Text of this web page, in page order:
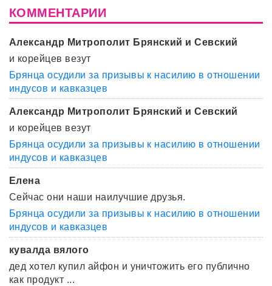
КОММЕНТАРИИ
Александр Митрополит Брянский и Севский
и корейцев везут
Брянца осудили за призывы к насилию в отношении
индусов и кавказцев
Александр Митрополит Брянский и Севский
и корейцев везут
Брянца осудили за призывы к насилию в отношении
индусов и кавказцев
Елена
Сейчас они наши наилучшие друзья.
Брянца осудили за призывы к насилию в отношении
индусов и кавказцев
кувалда вялого
дед хотел купил айфон и уничтожить его публично
как продукт ...